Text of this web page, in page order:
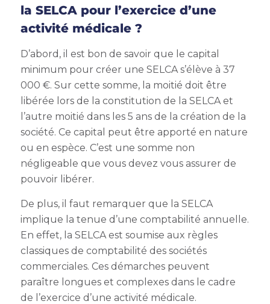
la SELCA pour l’exercice d’une
activité médicale ?
D’abord, il est bon de savoir que le capital
minimum pour créer une SELCA s’élève à 37
000 €. Sur cette somme, la moitié doit être
libérée lors de la constitution de la SELCA et
l’autre moitié dans les 5 ans de la création de la
société. Ce capital peut être apporté en nature
ou en espèce. C’est une somme non
négligeable que vous devez vous assurer de
pouvoir libérer.
De plus, il faut remarquer que la SELCA
implique la tenue d’une comptabilité annuelle.
En effet, la SELCA est soumise aux règles
classiques de comptabilité des sociétés
commerciales. Ces démarches peuvent
paraître longues et complexes dans le cadre
de l’exercice d’une activité médicale.